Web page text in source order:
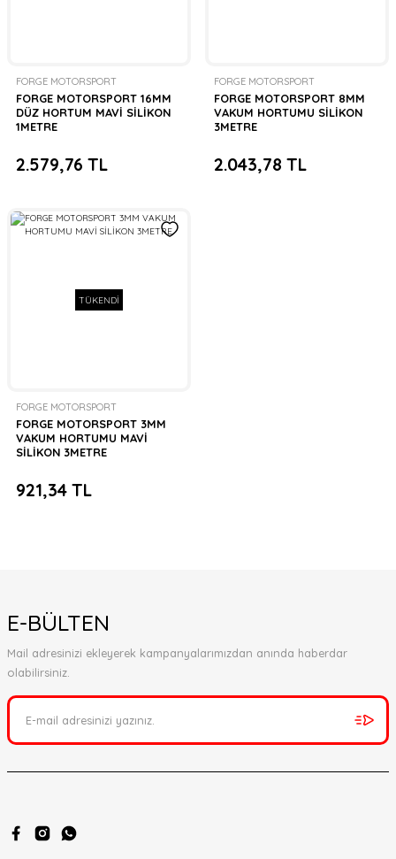
FORGE MOTORSPORT
FORGE MOTORSPORT 16MM
DÜZ HORTUM MAVİ SİLİKON
1METRE
2.579,76 TL
FORGE MOTORSPORT
FORGE MOTORSPORT 8MM
VAKUM HORTUMU SİLİKON
3METRE
2.043,78 TL
TÜKENDİ
FORGE MOTORSPORT
FORGE MOTORSPORT 3MM
VAKUM HORTUMU MAVİ
SİLİKON 3METRE
921,34 TL
E-BÜLTEN
Mail adresinizi ekleyerek kampanyalarımızdan anında haberdar
olabilirsiniz.